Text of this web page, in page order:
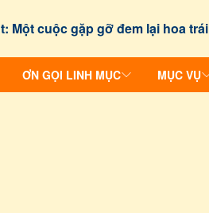
Một cuộc gặp gỡ đem lại hoa trái
ƠN GỌI LINH MỤC MỤC VỤ